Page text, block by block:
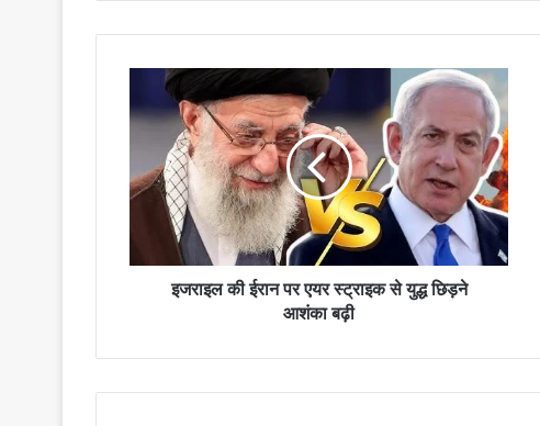
इजराइल
ईरान
एयर
स्ट्राइक
छिड़ने
इजराइल की ईरान पर एयर स्ट्राइक से युद्ध छिड़ने
आशंका बढ़ी